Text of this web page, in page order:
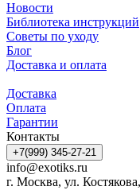
Новости
Библиотека инструкций
Советы по уходу
Блог
Доставка и оплата
Доставка
Оплата
Гарантии
Контакты
+7(999) 345-27-21
info@exotiks.ru
г. Москва, ул.